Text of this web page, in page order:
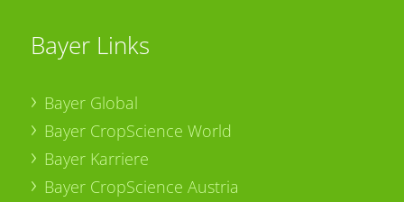
Bayer Links
Bayer Global
Bayer CropScience World
Bayer Karriere
Bayer CropScience Austria